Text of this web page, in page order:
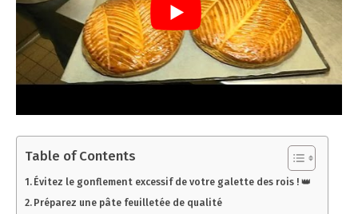
Table of Contents
Évitez le gonflement excessif de votre galette des rois ! 👑
Préparez une pâte feuilletée de qualité